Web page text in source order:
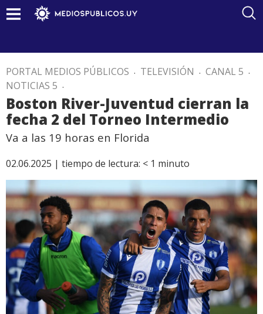
PORTAL MEDIOS PÚBLICOS . TELEVISIÓN . CANAL 5 .
NOTICIAS 5 .
Boston River-Juventud cierran la
fecha 2 del Torneo Intermedio
Va a las 19 horas en Florida
02.06.2025 | tiempo de lectura: < 1 minuto